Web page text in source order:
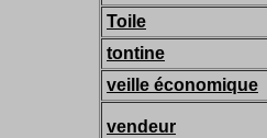
Toile
tontine
veille économique
vendeur